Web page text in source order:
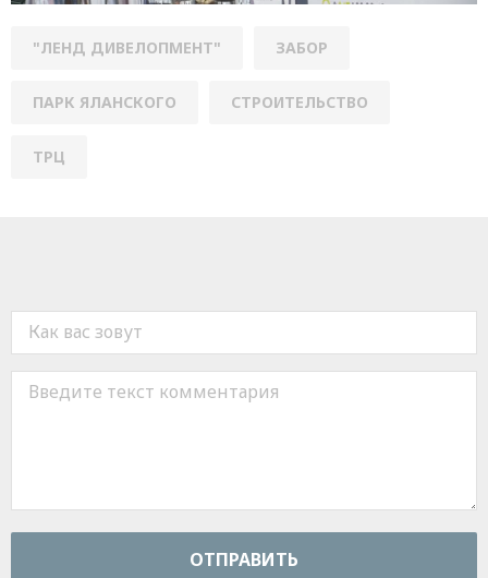
"ЛЕНД ДИВЕЛОПМЕНТ" ЗАБОР
ПАРК ЯЛАНСКОГО СТРОИТЕЛЬСТВО
ТРЦ
ОТПРАВИТЬ